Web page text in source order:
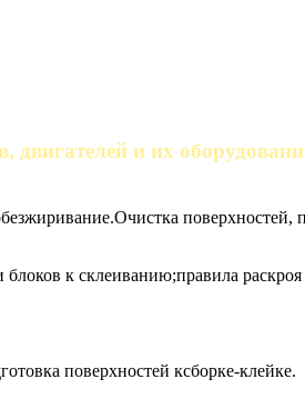
двигателей и их
поверхностей,
к склеиванию;правила
поверхностей ксборке-клейке.